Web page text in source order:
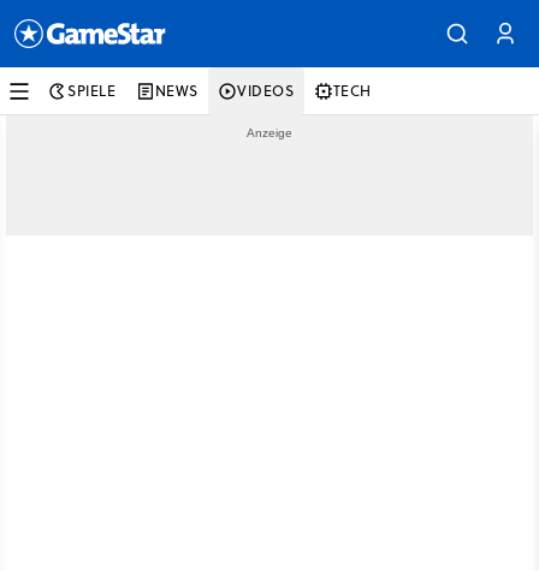
SPIELE NEWS VIDEOS TECH